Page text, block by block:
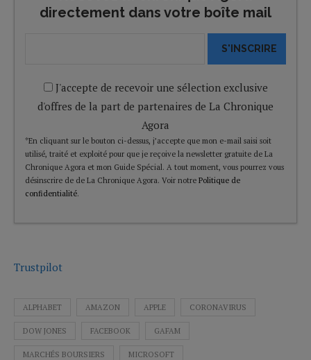
directement dans votre boîte mail
S'INSCRIRE
J'accepte de recevoir une sélection exclusive
d'offres de la part de partenaires de La Chronique
Agora
*En cliquant sur le bouton ci-dessus, j’accepte que mon e-mail saisi soit
utilisé, traité et exploité pour que je reçoive la newsletter gratuite de La
Chronique Agora et mon Guide Spécial. A tout moment, vous pourrez vous
désinscrire de de La Chronique Agora. Voir notre Politique de
confidentialité.
Trustpilot
ALPHABET AMAZON APPLE CORONAVIRUS
DOW JONES FACEBOOK GAFAM
MARCHÉS BOURSIERS MICROSOFT